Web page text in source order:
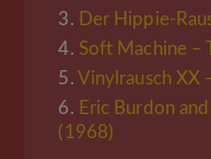
3.
Der Hippie-
4. Soft Machine –
5. Vinylrausch XX
6. Eric Burdon
(1968)